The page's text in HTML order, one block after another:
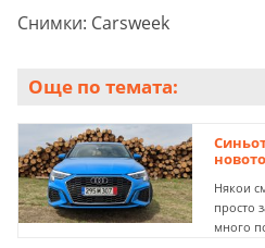
Снимки: Carsweek
Още по темата:
Някои
просто
много